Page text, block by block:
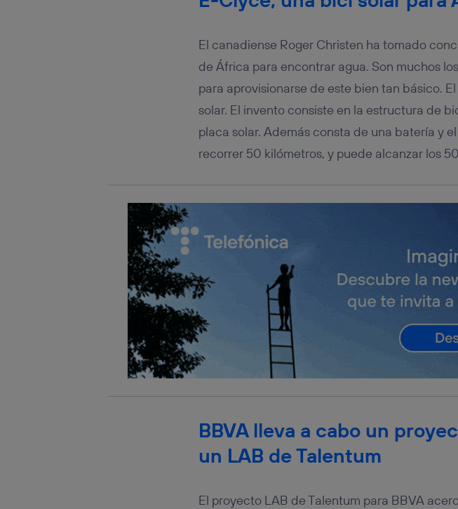
El canadiense Roger Christen ha tomado
de África para encontrar agua. Son muchos
para aprovisionarse de este bien tan básico.
solar. El invento consiste en la estructura de
placa solar. Además consta de una batería y
recorrer 50 kilómetros, y puede alcanzar los
BBVA lleva a cabo un
un LAB de Talentum
El proyecto LAB de Talentum para BBVA
conecte su dispositivo y consienta el
realizará en función de las
hayan dado su consentimiento.
Si utilizas
datos móviles
, el
únicamente en la navegación del
Puedes gestionar los consentimientos
inferior de esta página web o visitando el
Para más información, consulta la